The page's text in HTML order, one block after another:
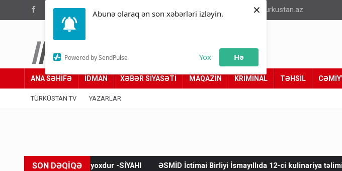
Abunə olaraq ən son xəbərləri izləyin.
Powered by SendPulse Yox Hə
×
(012) 449 94 05 info@turkustan.az
Türküstan.az
Adımız yolumuzdur
ANA SƏHİFƏ İDMAN XƏBƏR SİYASƏTİ MAQAZİN KRİMİNAL TƏHSİL
TÜRKÜSTAN TV YAZARLAR
SON DƏQİQƏ
yoxdur -SİYAHI ƏSMİD İctimai Birliyi İsmayıllıda 12-ci kulinariya təlimini təşkil edib